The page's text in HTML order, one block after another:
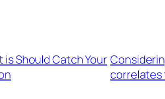
Should Catch Your
correlates